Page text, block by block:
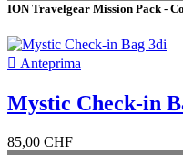
Migliori vendite
Migliori vendite 18
In magazzino39
Magazzino
ION Travelgear Mission Pack -
 Anteprima
Mystic Check-in
85,00 CHF